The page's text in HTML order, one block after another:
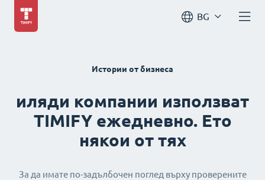
BG
Истории от бизнеса
иляди компании използват
TIMIFY ежедневно. Ето
някои от тях
За да имате по-задълбочен поглед върху проверените